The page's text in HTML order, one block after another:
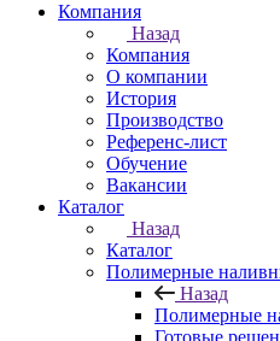
Компания
Назад
Компания
О компании
История
Производство
Референс-лист
Обучение
Вакансии
Каталог
Назад
Каталог
Полимерные
Назад
Полимерные
Готовые